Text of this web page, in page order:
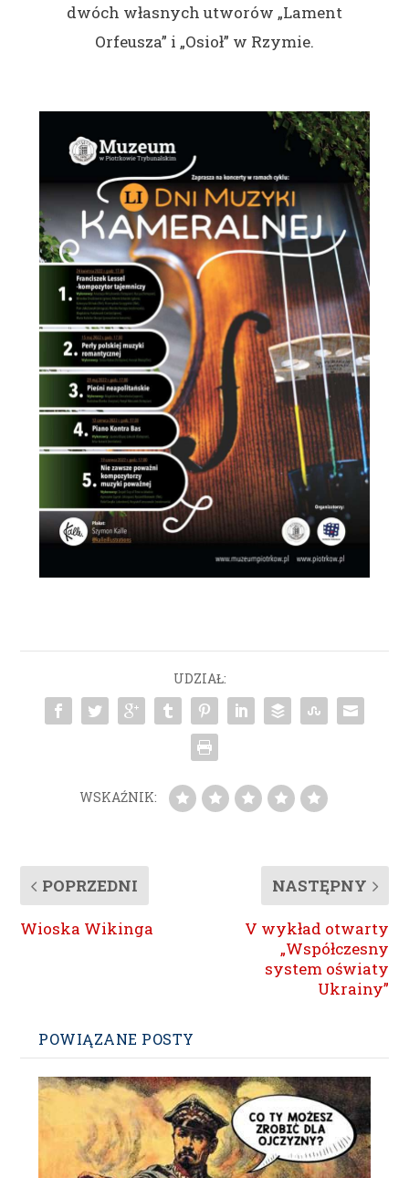
dwóch własnych utworów „Lament
Orfeusza” i „Osioł” w Rzymie.
UDZIAŁ:
WSKAŹNIK:
POPRZEDNI
Wioska Wikinga
NASTĘPNY
V wykład otwarty
„Współczesny
system oświaty
Ukrainy”
POWIĄZANE POSTY